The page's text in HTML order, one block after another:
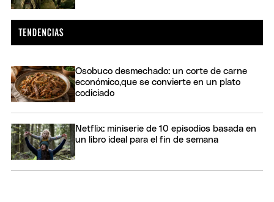
Osobuco desmechado: un corte de carne
económico,que se convierte en un plato
codiciado
Netflix: miniserie de 10 episodios basada en
un libro ideal para el fin de semana